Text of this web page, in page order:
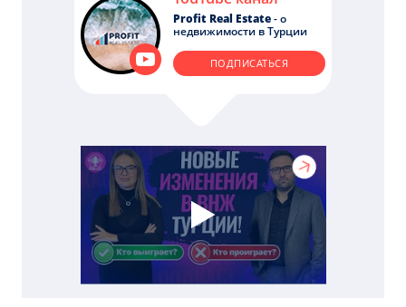
Profit Real Estate- о
недвижимости в Турции
ПОДПИСАТЬСЯ